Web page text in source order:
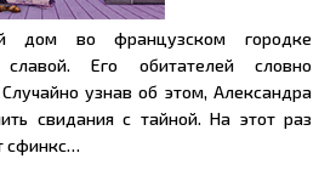
дом во французском городке
Его обитателей словно
узнав об этом, Александра
свидания с тайной. На этот раз
сфинкс…